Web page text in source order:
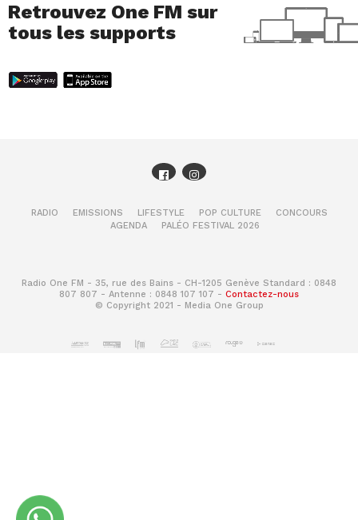
Retrouvez One FM sur
tous les supports
RADIO EMISSIONS LIFESTYLE POP CULTURE
CONCOURS
AGENDA
PALÉO FESTIVAL 2026
Radio One FM - 35, rue des Bains - CH-1205 Genève Standard : 0848
807 807 - Antenne : 0848 107 107 - Contactez-nous
© Copyright 2021 - Media One Group